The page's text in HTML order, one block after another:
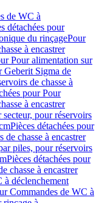
de WC à
détachées pour
du rinçagePour
à encastrer
Pour alimentation sur
Geberit Sigma de
de chasse à
pour Pour
à encastrer
pour réservoirs
Pièces détachées pour
chasse à encastrer
piles, pour réservoirs
Pièces détachées pour
chasse à encastrer
à déclenchement
Commandes de WC à